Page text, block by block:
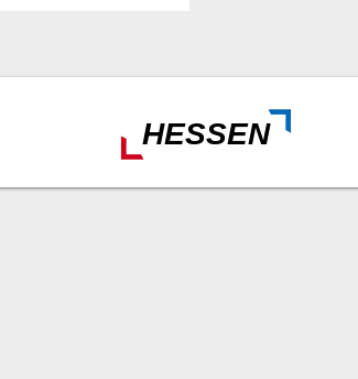
HESSEN